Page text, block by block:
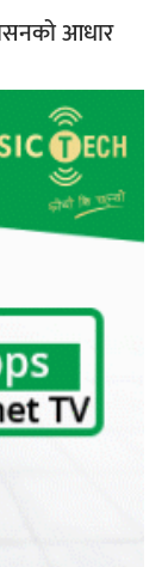
आधार